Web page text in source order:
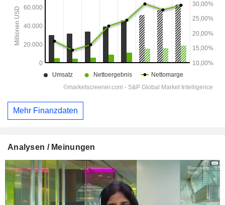
Mehr Finanzdaten
Analysen / Meinungen